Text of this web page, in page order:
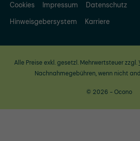
Cookies Impressum
Datenschutz
Hinweisgebersystem
Karriere
Alle Preise exkl. gesetzl. Mehrwertsteuer zzgl.
Nachnahmegebühren, wenn nicht
© 2026 - Ocono